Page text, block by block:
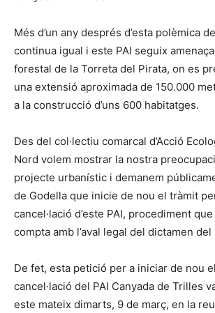
Més d’un any després d’esta polèmica
continua igual i este PAI seguix
forestal de la Torreta del Pirata, on es
una extensió aproximada de 150.000
a la construcció d’uns 600 habitatges.
Des del col·lectiu comarcal d’Acció
Nord volem mostrar la nostra
projecte urbanístic i demanem
de Godella que inicie de nou el tràmit
cancel·lació d’este PAI, procediment
compta amb l’aval legal del dictamen del
De fet, esta petició per a iniciar de nou
cancel·lació del PAI Canyada de Trilles
este mateix dimarts, 9 de març, en la